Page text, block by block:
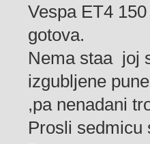
Vespa ET4
gotova.
Nema staa joj
izgubljene
,pa nenadani
Prosli sedmicu